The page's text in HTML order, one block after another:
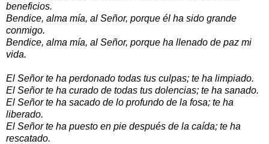
beneficios.
Bendice, alma mía, al Señor, porque él ha sido grande
conmigo.
Bendice, alma mía, al Señor, porque ha llenado de paz mi
vida.
El Señor te ha perdonado todas tus culpas; te ha limpiado.
El Señor te ha curado de todas tus dolencias; te ha sanado.
El Señor te ha sacado de lo profundo de la fosa; te ha
liberado.
El Señor te ha puesto en pie después de la caída; te ha
rescatado.